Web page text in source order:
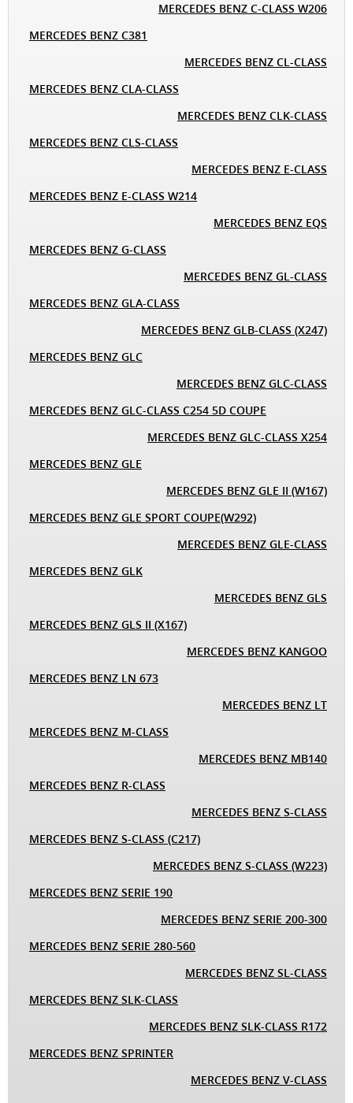
MERCEDES BENZ C-CLASS W206
MERCEDES BENZ C381
MERCEDES BENZ CL-CLASS
MERCEDES BENZ CLA-CLASS
MERCEDES BENZ CLK-CLASS
MERCEDES BENZ CLS-CLASS
MERCEDES BENZ E-CLASS
MERCEDES BENZ E-CLASS W214
MERCEDES BENZ EQS
MERCEDES BENZ G-CLASS
MERCEDES BENZ GL-CLASS
MERCEDES BENZ GLA-CLASS
MERCEDES BENZ GLB-CLASS (X247)
MERCEDES BENZ GLC
MERCEDES BENZ GLC-CLASS
MERCEDES BENZ GLC-CLASS C254 5D COUPE
MERCEDES BENZ GLC-CLASS X254
MERCEDES BENZ GLE
MERCEDES BENZ GLE II (W167)
MERCEDES BENZ GLE SPORT COUPE(W292)
MERCEDES BENZ GLE-CLASS
MERCEDES BENZ GLK
MERCEDES BENZ GLS
MERCEDES BENZ GLS II (X167)
MERCEDES BENZ KANGOO
MERCEDES BENZ LN 673
MERCEDES BENZ LT
MERCEDES BENZ M-CLASS
MERCEDES BENZ MB140
MERCEDES BENZ R-CLASS
MERCEDES BENZ S-CLASS
MERCEDES BENZ S-CLASS (C217)
MERCEDES BENZ S-CLASS (W223)
MERCEDES BENZ SERIE 190
MERCEDES BENZ SERIE 200-300
MERCEDES BENZ SERIE 280-560
MERCEDES BENZ SL-CLASS
MERCEDES BENZ SLK-CLASS
MERCEDES BENZ SLK-CLASS R172
MERCEDES BENZ SPRINTER
MERCEDES BENZ V-CLASS